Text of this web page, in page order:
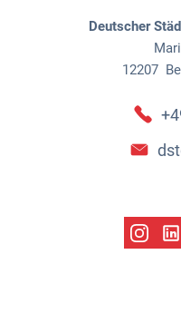
Deutscher
12207